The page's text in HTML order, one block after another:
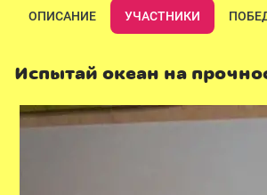
ОПИСАНИЕ УЧАСТНИКИ
Испытай океан на